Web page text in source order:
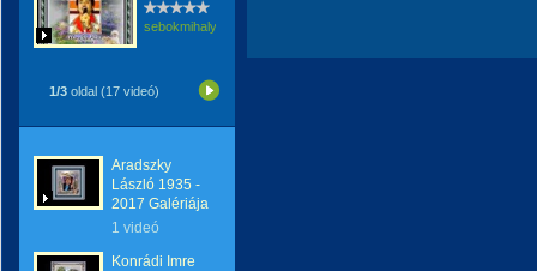
sebokmihaly1961
1/3 oldal (17 videó)
Aradszky
László 1935 -
2017 Galériája
1 videó
Konrádi Imre